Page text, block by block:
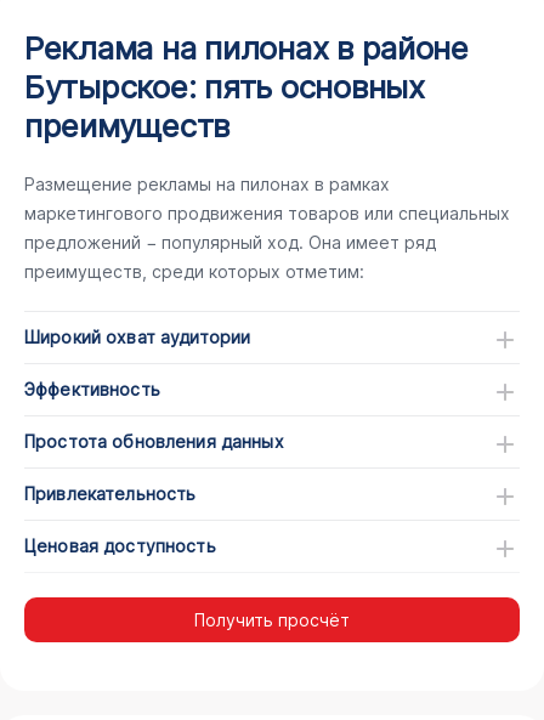
Реклама на пилонах в районе
Бутырское: пять основных
преимуществ
Размещение рекламы на пилонах в рамках
маркетингового продвижения товаров или специальных
предложений − популярный ход. Она имеет ряд
преимуществ, среди которых отметим:
Широкий охват аудитории
Эффективность
Простота обновления данных
Привлекательность
Ценовая доступность
Получить просчёт